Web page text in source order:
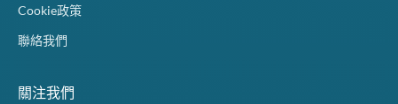
Cookie政策
聯絡我們
關注我們